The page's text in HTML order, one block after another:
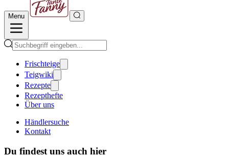
Menu
Frischteige
Teigwiki
Rezepte
Rezepthefte
Über uns
Händlersuche
Kontakt
Du findest uns auch hier